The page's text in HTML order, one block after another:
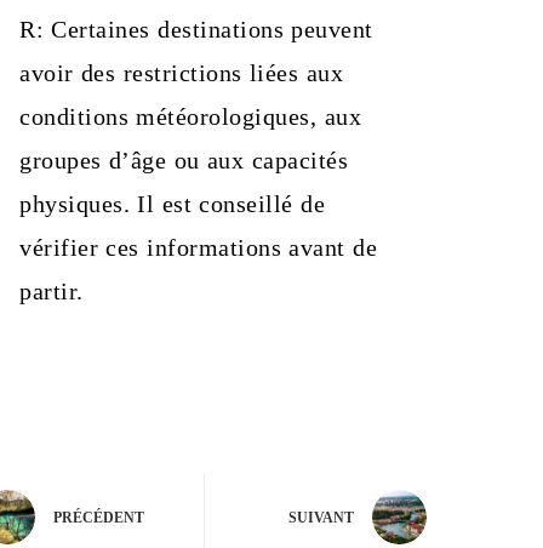
R: Certaines destinations peuvent
avoir des restrictions liées aux
conditions météorologiques, aux
groupes d’âge ou aux capacités
physiques. Il est conseillé de
vérifier ces informations avant de
partir.
PRÉCÉDENT SUIVANT